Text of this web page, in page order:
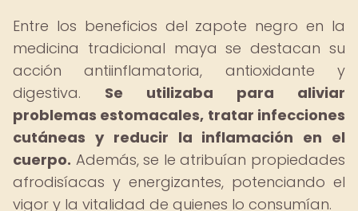
Entre los beneficios del zapote negro en la
medicina tradicional maya se destacan su
acción antiinflamatoria, antioxidante y
digestiva. Se utilizaba para aliviar
problemas estomacales, tratar infecciones
cutáneas y reducir la inflamación en el
cuerpo. Además, se le atribuían propiedades
afrodisíacas y energizantes, potenciando el
vigor y la vitalidad de quienes lo consumían.